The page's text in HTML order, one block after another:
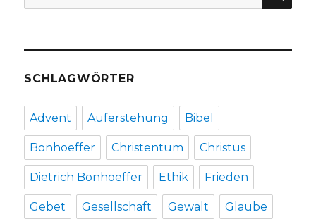
nach:
SCHLAGWÖRTER
Advent Auferstehung Bibel
Bonhoeffer Christentum Christus
Dietrich Bonhoeffer Ethik Frieden
Gebet Gesellschaft Gewalt Glaube